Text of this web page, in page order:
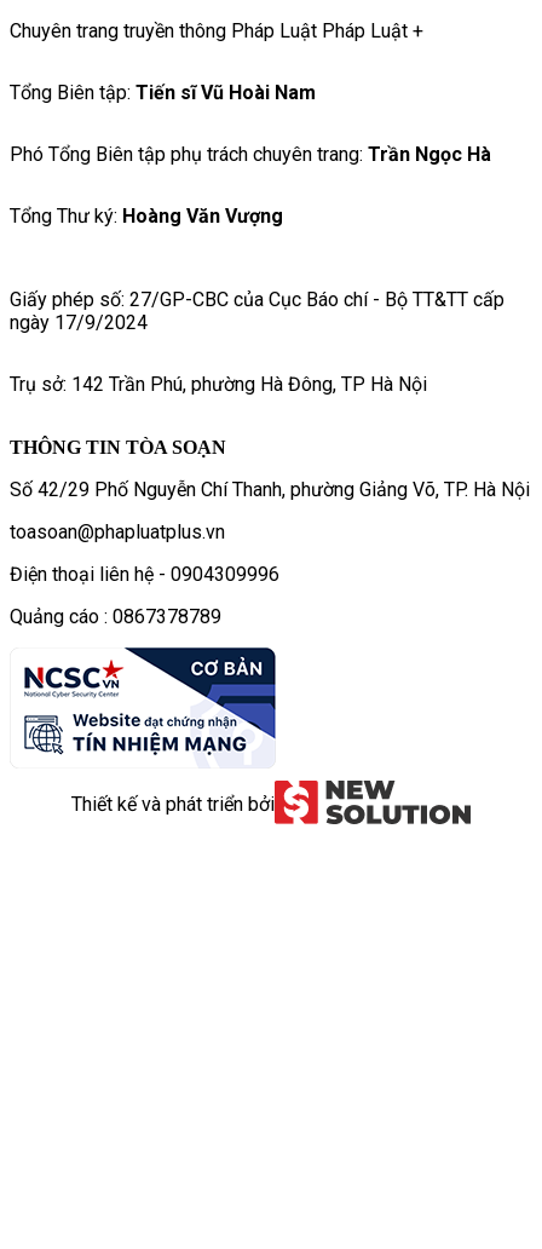
Chuyên trang truyền thông Pháp Luật Pháp Luật +
Tổng Biên tập: Tiến sĩ Vũ Hoài Nam
Phó Tổng Biên tập phụ trách chuyên trang: Trần Ngọc Hà
Tổng Thư ký: Hoàng Văn Vượng
Giấy phép số: 27/GP-CBC của Cục Báo chí - Bộ TT&TT cấp
ngày 17/9/2024
Trụ sở: 142 Trần Phú, phường Hà Đông, TP Hà Nội
THÔNG TIN TÒA SOẠN
Số 42/29 Phố Nguyễn Chí Thanh, phường Giảng Võ, TP. Hà Nội
toasoan@phapluatplus.vn
Điện thoại liên hệ - 0904309996
Quảng cáo : 0867378789
Thiết kế và phát triển bởi